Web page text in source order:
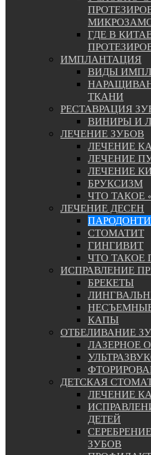
ГДЕ В
ИМПЛАНТАЦИЯ
ВИДЫ
ТКАНИ
РЕСТАВРАЦИЯ
ВИНИРЫ И
ЛЕЧЕНИЕ ЗУБОВ
ЛЕЧЕНИЕ
ЛЕЧЕНИЕ
ЛЕЧЕНИЕ
БРУКСИЗМ
ЧТО ТАКОЕ
ЛЕЧЕНИЕ ДЕСЕН
СТОМАТИТ
ГИНГИВИТ
ЧТО ТАКОЕ
ИСПРАВЛЕНИЕ
БРЕКЕТЫ
КАПЫ
ОТБЕЛИВАНИЕ
ЛАЗЕРНОЕ
ДЕТСКАЯ
ЛЕЧЕНИЕ
ДЕТЕЙ
ЗУБОВ